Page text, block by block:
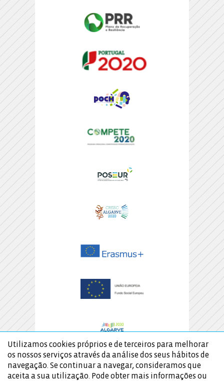
Utilizamos cookies próprios e de terceiros para melhorar
os nossos serviços através da análise dos seus hábitos de
navegação. Se continuar a navegar, consideramos que
aceita a sua utilização. Pode obter mais informações ou